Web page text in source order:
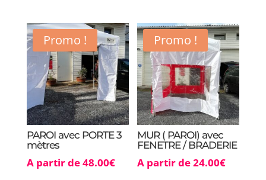
Promo !
PAROI avec PORTE 3
mètres
A partir de48.00€
Promo !
MUR ( PAROI) avec
FENETRE / BRADERIE
A partir de24.00€